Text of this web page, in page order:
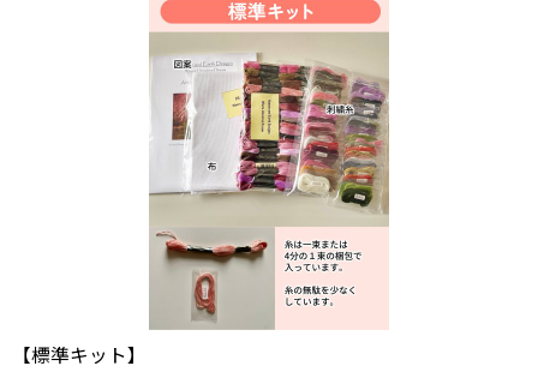
【標準キット】